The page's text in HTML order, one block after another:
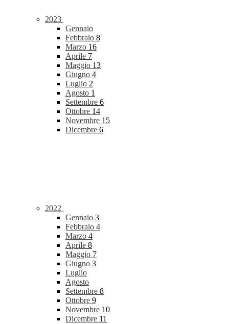
2023
Gennaio
Febbraio 8
Marzo 16
Aprile 7
Maggio 13
Giugno 4
Luglio 2
Agosto 1
Settembre 6
Ottobre 14
Novembre 15
Dicembre 6
2022
Gennaio 3
Febbraio 4
Marzo 4
Aprile 8
Maggio 7
Giugno 3
Luglio
Agosto
Settembre 8
Ottobre 9
Novembre 10
Dicembre 11